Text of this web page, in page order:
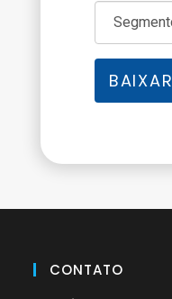
BAIXAR
CONTATO